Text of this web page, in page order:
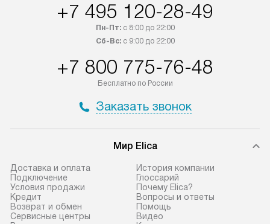
+7 495 120-28-49
Пн-Пт:с 8:00 до 22:00
Сб-Вс:с 9:00 до 22:00
+7 800 775-76-48
Бесплатно по России
Заказать звонок
Мир Elica
Доставка и оплата
Подключение
Условия продажи
Кредит
Возврат и обмен
Сервисные центры
История компании
Глоссарий
Почему Elica?
Вопросы и ответы
Помощь
Видео